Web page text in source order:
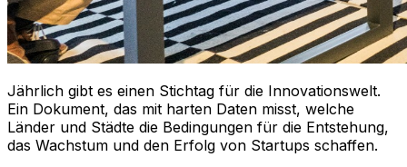
Jährlich gibt es einen Stichtag für die Innovationswelt.
Ein Dokument, das mit harten Daten misst, welche
Länder und Städte die Bedingungen für die Entstehung,
das Wachstum und den Erfolg von Startups schaffen.